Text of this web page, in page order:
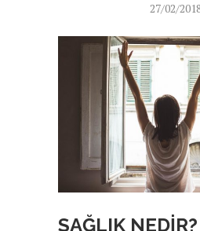
27/02/
SAĞLIK NEDİR?